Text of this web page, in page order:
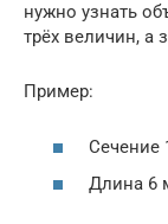
нужно узнать
трёх величин, а
Пример:
Сечение
Длина 6